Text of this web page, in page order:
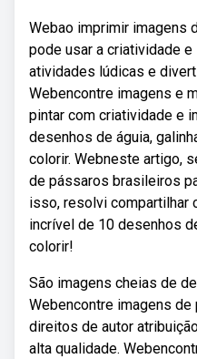
Webao imprimir imagens
pode usar a criatividade e
atividades lúdicas e
Webencontre imagens e
pintar com criatividade e
desenhos de águia,
colorir. Webneste artigo,
de pássaros brasileiros
isso, resolvi compartilhar
incrível de 10 desenhos
colorir!
São imagens cheias de
Webencontre imagens
direitos de autor
alta qualidade.